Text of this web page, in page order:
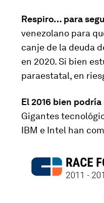
Respiro… para
venezolano para
canje de la deuda
en 2020. Si bien
paraestatal, en
El 2016 bien
Gigantes
IBM e Intel han